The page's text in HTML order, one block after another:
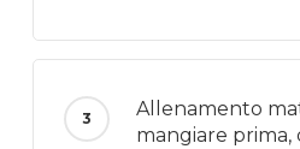
Allenamento
mangiare